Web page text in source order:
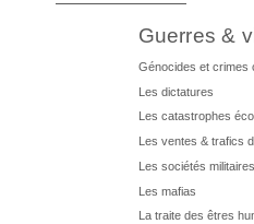
Guerres &
Génocides et crimes
Les dictatures
Les catastrophes
Les ventes & trafics
Les sociétés
Les mafias
La traite des êtres